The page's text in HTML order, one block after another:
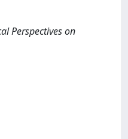
Perspectives on